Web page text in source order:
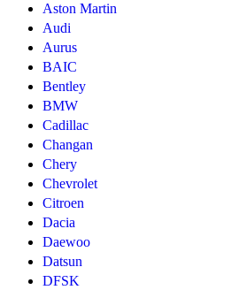
Aston Martin
Audi
Aurus
BAIC
Bentley
BMW
Cadillac
Changan
Chery
Chevrolet
Citroen
Dacia
Daewoo
Datsun
DFSK